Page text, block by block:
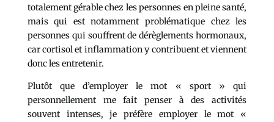
totalement gérable chez les personnes en pleine santé,
mais qui est notamment problématique chez les
personnes qui souffrent de dérèglements hormonaux,
car cortisol et inflammation y contribuent et viennent
donc les entretenir.
Plutôt que d’employer le mot « sport » qui
personnellement me fait penser à des activités
souvent intenses, je préfère employer le mot «